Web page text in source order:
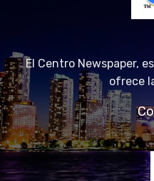
El Centro Newspaper,
ofrece